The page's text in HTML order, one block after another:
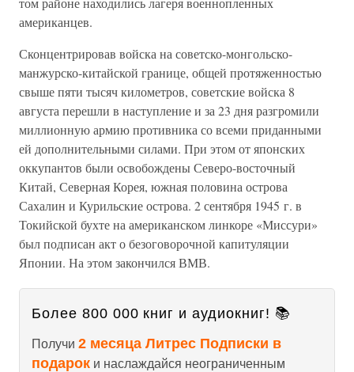
американцев.
Сконцентрировав войска на советско-монгольско-
манжурско-китайской границе, общей протяженностью
свыше пяти тысяч километров, советские войска 8
августа перешли в наступление и за 23 дня разгромили
миллионную армию противника со всеми приданными
ей дополнительными силами. При этом от японских
оккупантов были освобождены Северо-восточный
Китай, Северная Корея, южная половина острова
Сахалин и Курильские острова. 2 сентября 1945 г. в
Токийской бухте на американском линкоре «Миссури»
был подписан акт о безоговорочной капитуляции
Японии. На этом закончился ВМВ.
Более 800 000 книг и аудиокниг! 📚
Получи 2 месяца Литрес Подписки в
подарок и наслаждайся неограниченным